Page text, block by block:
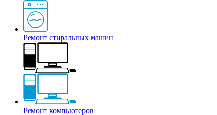
Ремонт стиральных машин
Ремонт компьютеров